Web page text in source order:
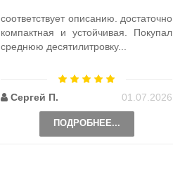
соответствует описанию. достаточно
компактная и устойчивая. Покупал
среднюю десятилитровку...
Сергей П. 01.07.2026
ПОДРОБНЕЕ...